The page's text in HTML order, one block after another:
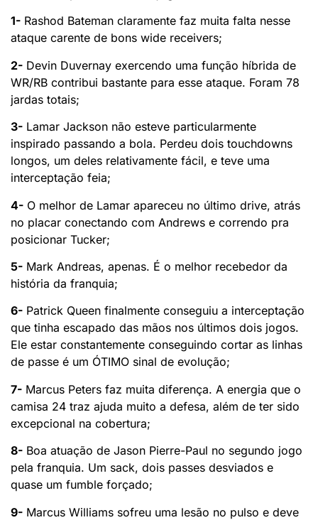
1- Rashod Bateman claramente faz muita falta nesse
ataque carente de bons wide receivers;
2- Devin Duvernay exercendo uma função híbrida de
WR/RB contribui bastante para esse ataque. Foram 78
jardas totais;
3- Lamar Jackson não esteve particularmente
inspirado passando a bola. Perdeu dois touchdowns
longos, um deles relativamente fácil, e teve uma
interceptação feia;
4- O melhor de Lamar apareceu no último drive, atrás
no placar conectando com Andrews e correndo pra
posicionar Tucker;
5- Mark Andreas, apenas. É o melhor recebedor da
história da franquia;
6- Patrick Queen finalmente conseguiu a interceptação
que tinha escapado das mãos nos últimos dois jogos.
Ele estar constantemente conseguindo cortar as linhas
de passe é um ÓTIMO sinal de evolução;
7- Marcus Peters faz muita diferença. A energia que o
camisa 24 traz ajuda muito a defesa, além de ter sido
excepcional na cobertura;
8- Boa atuação de Jason Pierre-Paul no segundo jogo
pela franquia. Um sack, dois passes desviados e
quase um fumble forçado;
9- Marcus Williams sofreu uma lesão no pulso e deve